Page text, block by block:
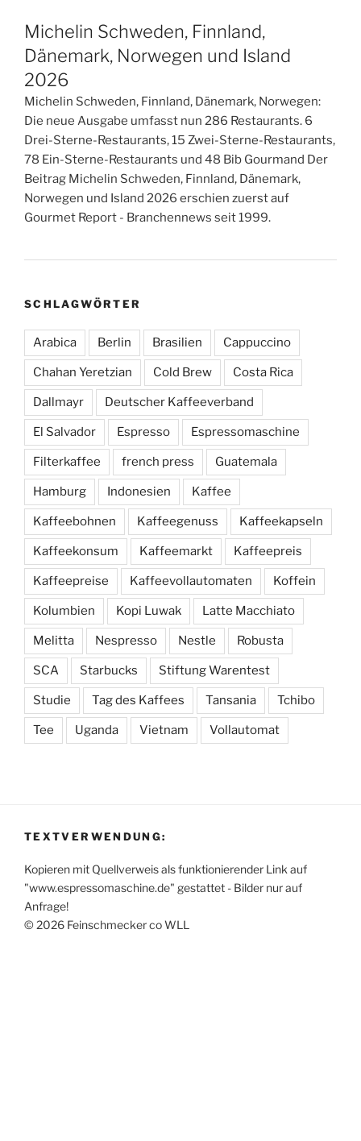
Michelin Schweden, Finnland,
Dänemark, Norwegen und Island
2026
Michelin Schweden, Finnland, Dänemark, Norwegen:
Die neue Ausgabe umfasst nun 286 Restaurants. 6
Drei-Sterne-Restaurants, 15 Zwei-Sterne-Restaurants,
78 Ein-Sterne-Restaurants und 48 Bib Gourmand Der
Beitrag Michelin Schweden, Finnland, Dänemark,
Norwegen und Island 2026 erschien zuerst auf
Gourmet Report - Branchennews seit 1999.
SCHLAGWÖRTER
Arabica Berlin Brasilien Cappuccino
Chahan Yeretzian Cold Brew Costa Rica
Dallmayr Deutscher Kaffeeverband
El Salvador Espresso Espressomaschine
Filterkaffee french press Guatemala
Hamburg Indonesien Kaffee
Kaffeebohnen Kaffeegenuss Kaffeekapseln
Kaffeekonsum Kaffeemarkt Kaffeepreis
Kaffeepreise Kaffeevollautomaten Koffein
Kolumbien Kopi Luwak Latte Macchiato
Melitta Nespresso Nestle Robusta
SCA Starbucks Stiftung Warentest
Studie Tag des Kaffees Tansania Tchibo
Tee Uganda Vietnam Vollautomat
TEXTVERWENDUNG:
Kopieren mit Quellverweis als funktionierender Link auf
"www.espressomaschine.de" gestattet - Bilder nur auf
Anfrage!
© 2026 Feinschmecker co WLL